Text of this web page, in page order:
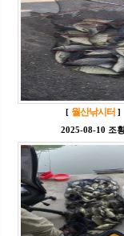
[ 월산낚시터 ]
2025-08-10 조